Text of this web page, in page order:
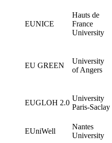
EUNICE
Hauts de
France
University
EU GREEN
University
of Angers
EUGLOH 2.0
University
Paris-Saclay
EUniWell
Nantes
University